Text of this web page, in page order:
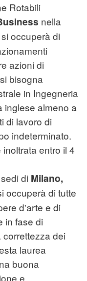
Rotabili
nella
occuperà di
azioni di
bisogna
in Ingegneria
inglese almeno a
di lavoro di
indeterminato.
entro il 4
di Milano,
occuperà di tutte
d'arte e di
in fase di
dei
laurea
buona
e